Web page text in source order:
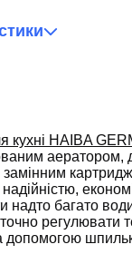
кухні HAIBA
аератором,
надто багато
регулювати